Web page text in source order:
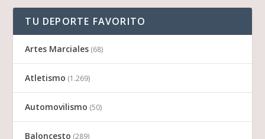
TU DEPORTE FAVORITO
Artes Marciales (68)
Atletismo (1.269)
Automovilismo (50)
Baloncesto (289)